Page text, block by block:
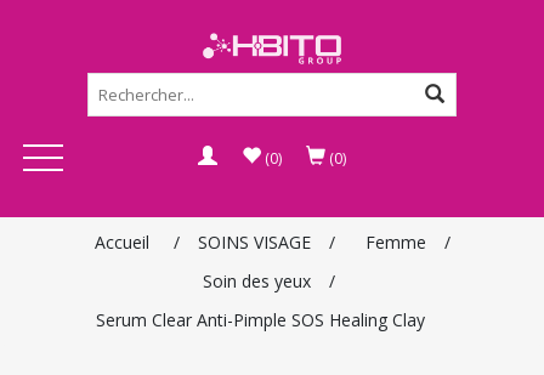
(0) (0)
Accueil / SOINS VISAGE / Femme
/
Soin des yeux
/
Serum Clear Anti-Pimple SOS Healing Clay